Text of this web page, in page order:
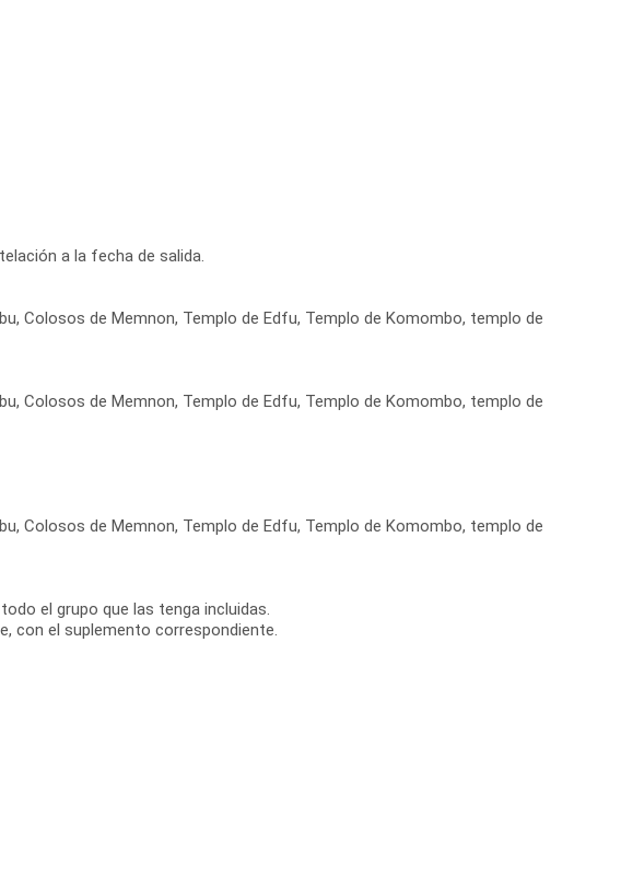
a la fecha de salida.
Colosos de Memnon, Templo de Edfu, Templo de Komombo, templo de
Colosos de Memnon, Templo de Edfu, Templo de Komombo, templo de
Colosos de Memnon, Templo de Edfu, Templo de Komombo, templo de
el grupo que las tenga incluidas.
con el suplemento correspondiente.